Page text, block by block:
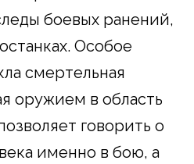
боевых ранений,
Особое
смертельная
оружием в область
говорить о
именно в бою, а